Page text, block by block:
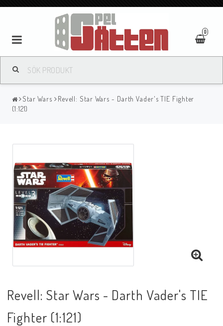
0
Star Wars
Revell: Star Wars - Darth Vader's TIE Fighter
(1:121)
Revell: Star Wars - Darth Vader's TIE
Fighter (1:121)